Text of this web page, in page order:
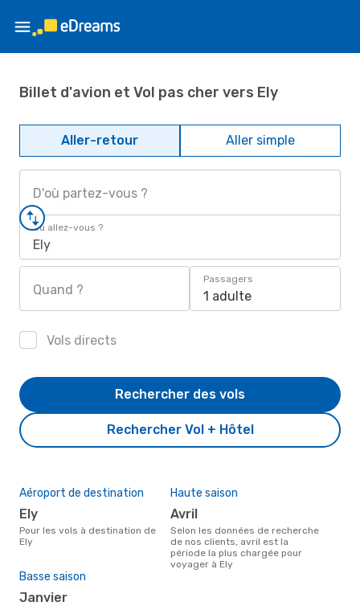
Billet d'avion et Vol pas cher vers Ely
Aller-retour Aller simple
D'où partez-vous ?
Où allez-vous ?
Ely
Quand ?
Passagers
1 adulte
Vols directs
Rechercher Vol + Hôtel
Rechercher des vols
Aéroport de destination
Ely
Pour les vols à destination de
Ely
Haute saison
avril
Selon les données de recherche
de nos clients, avril est la
période la plus chargée pour
voyager à Ely
Basse saison
janvier